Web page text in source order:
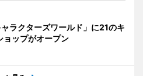
ャラクターズワールド」に21のキ
ョップがオープン